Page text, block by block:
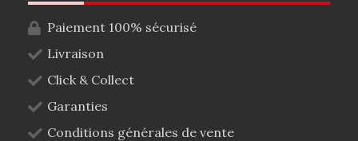
Paiement 100% sécurisé
Livraison
Click & Collect
Garanties
Conditions générales de vente